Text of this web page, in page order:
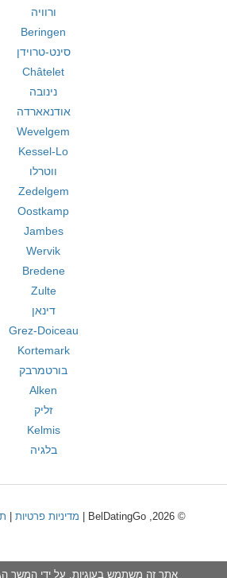
ורוויה
Beringen
סינט-טרוידן
Châtelet
נינובה
אודנאארדה
Wevelgem
Kessel-Lo
ווטרלו
Zedelgem
Oostkamp
Jambes
Wervik
Bredene
Zulte
דינאן
Grez-Doiceau
Kortemark
בורטמרבק
Alken
זליק
Kelmis
בלגיה
© 2026, BelDatingGo | מדיניות פרטיות
אתר זה משתמש בעוגיות. על ידי המשך